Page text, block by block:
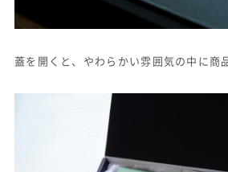
蓋を開くと、やわらかい雰囲気の中に商